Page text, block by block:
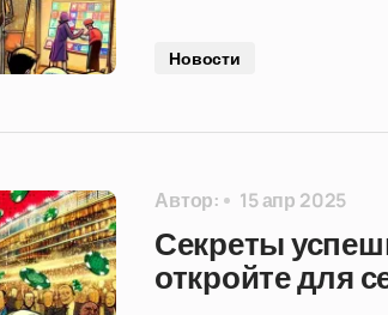
Новости
Автор: 15 апр 2025
Секреты
откройте для